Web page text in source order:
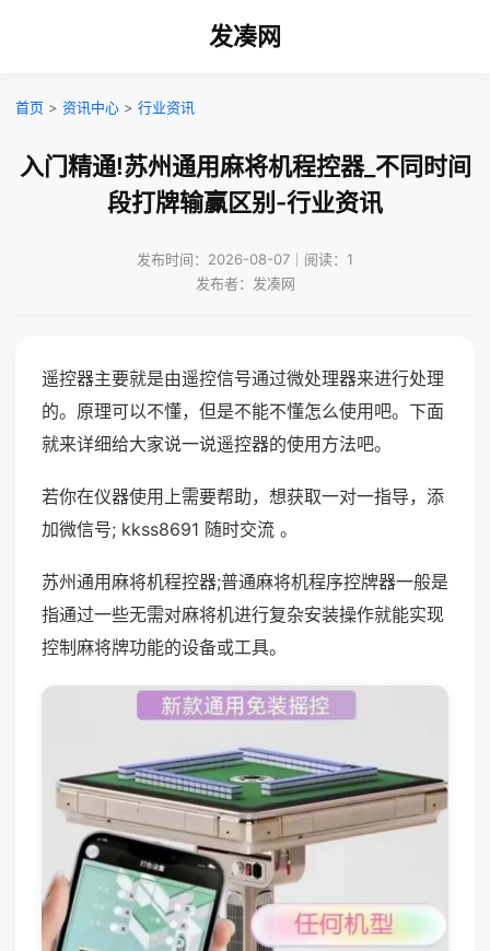
发凑网
首页 > 资讯中心 > 行业资讯
入门精通!苏州通用麻将机程控器_不同时间
段打牌输赢区别-行业资讯
发布时间：2026-08-07｜阅读：1
发布者：发凑网
遥控器主要就是由遥控信号通过微处理器来进行处理
的。原理可以不懂，但是不能不懂怎么使用吧。下面
就来详细给大家说一说遥控器的使用方法吧。
若你在仪器使用上需要帮助，想获取一对一指导，添
加微信号; kkss8691 随时交流 。
苏州通用麻将机程控器;普通麻将机程序控牌器一般是
指通过一些无需对麻将机进行复杂安装操作就能实现
控制麻将牌功能的设备或工具。